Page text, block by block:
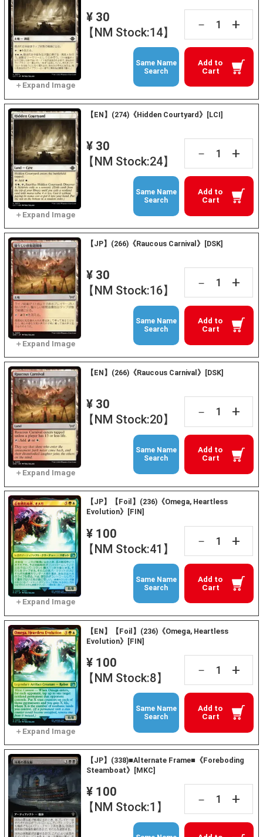
¥ 30
【NM Stock:14】
－ +
Add to
Cart
Same Name
Search
【EN】(274)《Hidden Courtyard》[LCI]
¥ 30
【NM Stock:24】
－ +
Add to
Cart
Same Name
Search
【JP】(266)《Raucous Carnival》[DSK]
¥ 30
【NM Stock:16】
－ +
Add to
Cart
Same Name
Search
【EN】(266)《Raucous Carnival》[DSK]
¥ 30
【NM Stock:20】
－ +
Add to
Cart
Same Name
Search
【JP】【Foil】(236)《Omega, Heartless
Evolution》[FIN]
¥ 100
【NM Stock:41】
－ +
Add to
Cart
Same Name
Search
【EN】【Foil】(236)《Omega, Heartless
Evolution》[FIN]
¥ 100
【NM Stock:8】
－ +
Add to
Cart
Same Name
Search
【JP】(338)■Alternate Frame■《Foreboding
Steamboat》[MKC]
¥ 100
【NM Stock:1】
－ +